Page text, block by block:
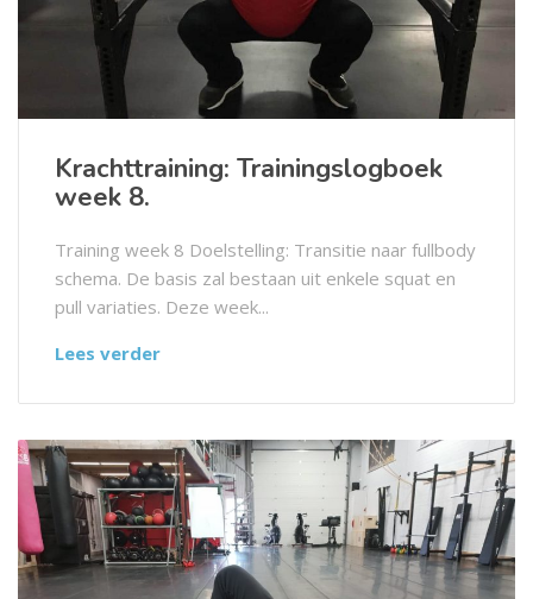
Krachttraining: Trainingslogboek
week 8.
Training week 8 Doelstelling: Transitie naar fullbody
schema. De basis zal bestaan uit enkele squat en
pull variaties. Deze week...
Lees verder